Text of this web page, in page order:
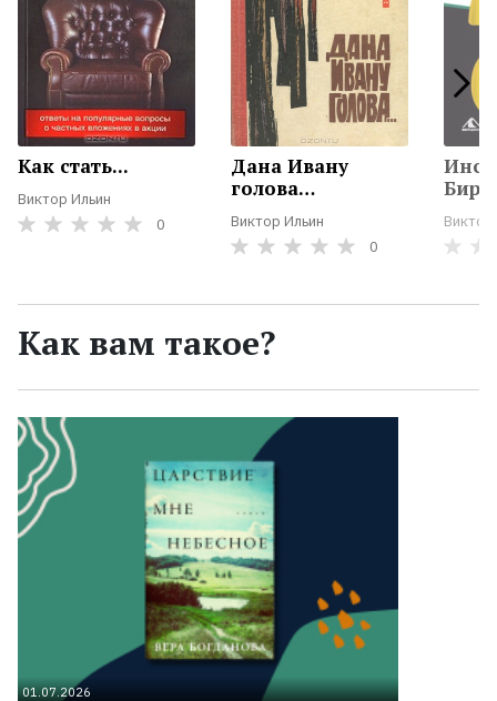
Как стать...
Виктор Ильин
0
Дана Ивану
голова…
Виктор Ильин
0
Виктор
Как вам такое?
01.07.2026